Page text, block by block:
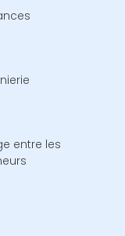
entre les